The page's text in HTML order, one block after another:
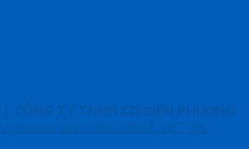
CÔNG TY TNHH CƠ ĐIỆN PHƯƠNG
hành bởi CÔNG NGHỆ VIỆT JSC